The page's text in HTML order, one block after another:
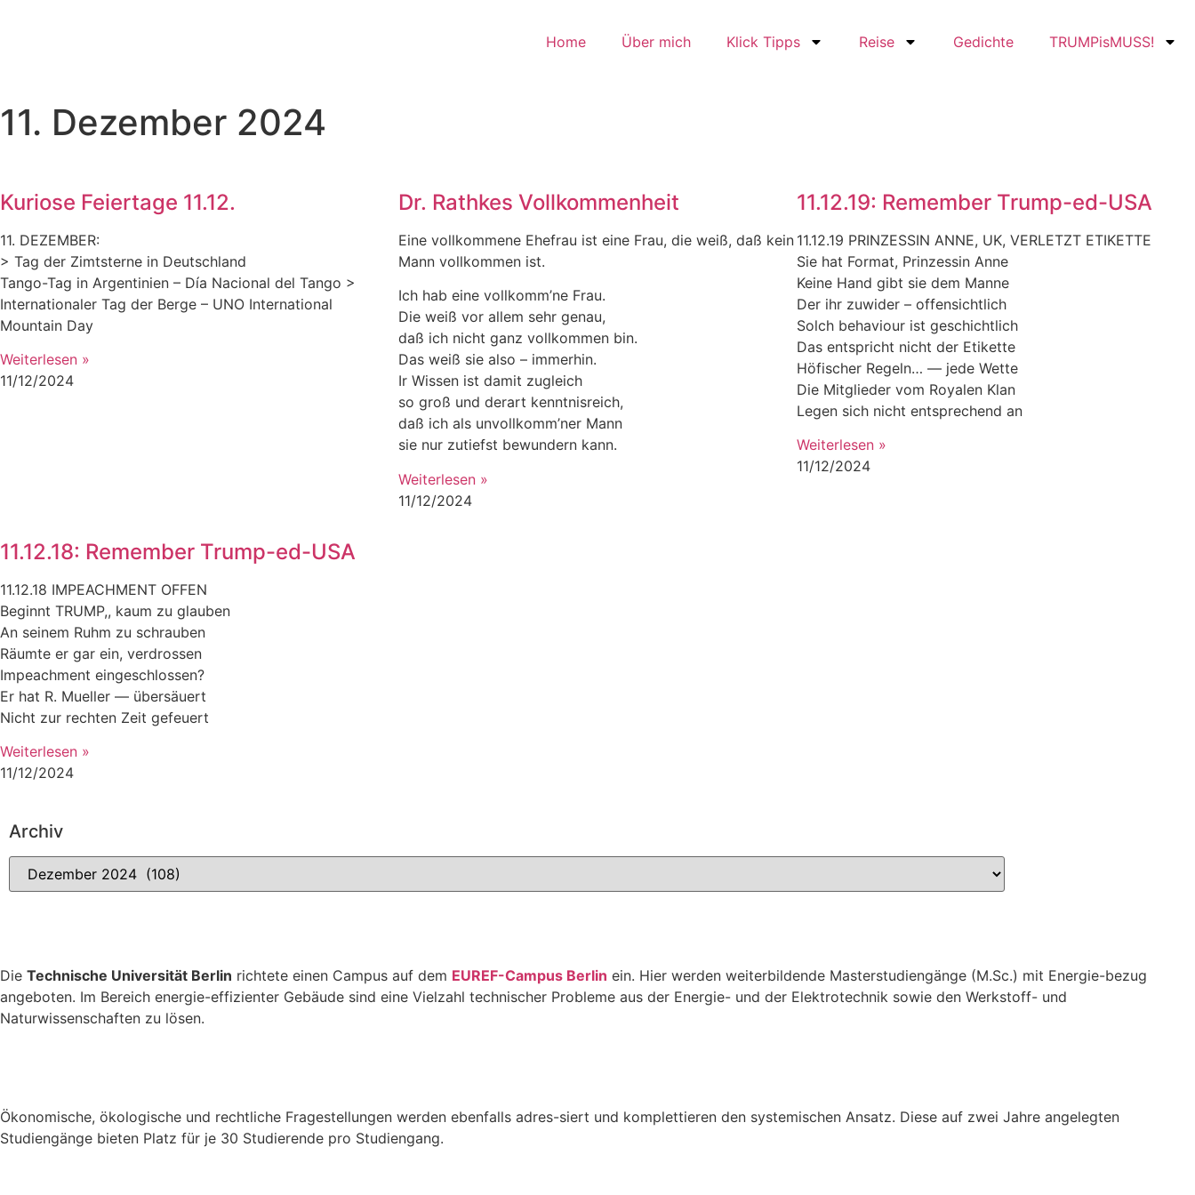
Home Über mich Klick Tipps Reise Gedichte TRUMPisMUSS!
11. Dezember 2024
Kuriose Feiertage 11.12.
11. DEZEMBER:
> Tag der Zimtsterne in Deutschland
Tango-Tag in Argentinien – Día Nacional del Tango >
Internationaler Tag der Berge – UNO International
Mountain Day
Weiterlesen »
11/12/2024
Dr. Rathkes Vollkommenheit
Eine vollkommene Ehefrau ist eine Frau, die weiß, daß kein
Mann vollkommen ist.
Ich hab eine vollkomm’ne Frau.
Die weiß vor allem sehr genau,
daß ich nicht ganz vollkommen bin.
Das weiß sie also – immerhin.
Ir Wissen ist damit zugleich
so groß und derart kenntnisreich,
daß ich als unvollkomm’ner Mann
sie nur zutiefst bewundern kann.
Weiterlesen »
11/12/2024
11.12.19: Remember Trump-ed-USA
11.12.19 PRINZESSIN ANNE, UK, VERLETZT ETIKETTE
Sie hat Format, Prinzessin Anne
Keine Hand gibt sie dem Manne
Der ihr zuwider – offensichtlich
Solch behaviour ist geschichtlich
Das entspricht nicht der Etikette
Höfischer Regeln… — jede Wette
Die Mitglieder vom Royalen Klan
Legen sich nicht entsprechend an
Weiterlesen »
11/12/2024
11.12.18: Remember Trump-ed-USA
11.12.18 IMPEACHMENT OFFEN
Beginnt TRUMP,, kaum zu glauben
An seinem Ruhm zu schrauben
Räumte er gar ein, verdrossen
Impeachment eingeschlossen?
Er hat R. Mueller — übersäuert
Nicht zur rechten Zeit gefeuert
Weiterlesen »
11/12/2024
Archiv
Die Technische Universität Berlin richtete einen Campus auf dem EUREF-Campus Berlin ein. Hier werden weiterbildende Masterstudiengänge (M.Sc.) mit Energie-bezug
angeboten. Im Bereich energie-effizienter Gebäude sind eine Vielzahl technischer Probleme aus der Energie- und der Elektrotechnik sowie den Werkstoff- und
Naturwissenschaften zu lösen.
Ökonomische, ökologische und rechtliche Fragestellungen werden ebenfalls adres-siert und komplettieren den systemischen Ansatz. Diese auf zwei Jahre angelegten
Studiengänge bieten Platz für je 30 Studierende pro Studiengang.